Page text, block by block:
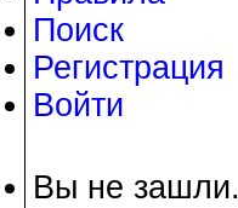
Поиск
Регистрация
Войти
Вы не зашли.